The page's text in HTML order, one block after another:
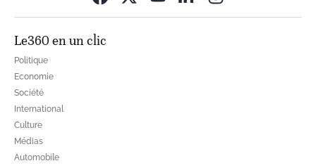
Le360 en un clic
Politique
Economie
Société
International
Culture
Médias
Automobile